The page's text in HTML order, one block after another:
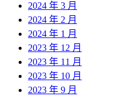
2024 年 3 月
2024 年 2 月
2024 年 1 月
2023 年 12 月
2023 年 11 月
2023 年 10 月
2023 年 9 月